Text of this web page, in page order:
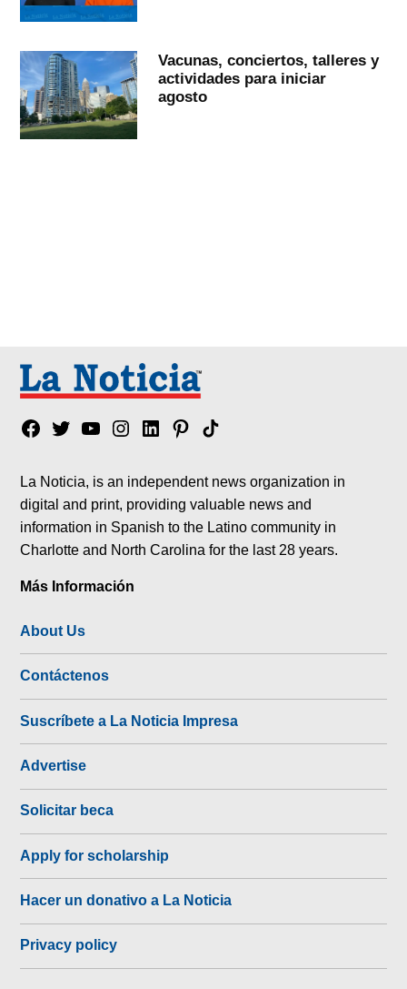
Vacunas, conciertos, talleres y
actividades para iniciar
agosto
Facebook
TwitterYouTubeInstagram
LinkedinPinterest
Tik
La Noticia, is an independent news organization in
digital and print, providing valuable news and
information in Spanish to the Latino community in
Charlotte and North Carolina for the last 28 years.
Más Información
About Us
Contáctenos
Suscríbete a La Noticia Impresa
Advertise
Solicitar beca
Apply for scholarship
Hacer un donativo a La Noticia
Privacy policy